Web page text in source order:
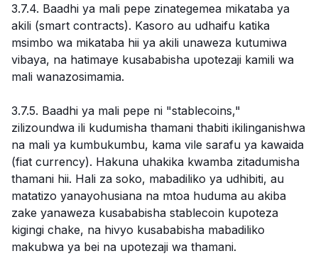
3.7.4. Baadhi ya mali pepe zinategemea mikataba ya
akili (smart contracts). Kasoro au udhaifu katika
msimbo wa mikataba hii ya akili unaweza kutumiwa
vibaya, na hatimaye kusababisha upotezaji kamili wa
mali wanazosimamia.
3.7.5. Baadhi ya mali pepe ni "stablecoins,"
zilizoundwa ili kudumisha thamani thabiti ikilinganishwa
na mali ya kumbukumbu, kama vile sarafu ya kawaida
(fiat currency). Hakuna uhakika kwamba zitadumisha
thamani hii. Hali za soko, mabadiliko ya udhibiti, au
matatizo yanayohusiana na mtoa huduma au akiba
zake yanaweza kusababisha stablecoin kupoteza
kigingi chake, na hivyo kusababisha mabadiliko
makubwa ya bei na upotezaji wa thamani.